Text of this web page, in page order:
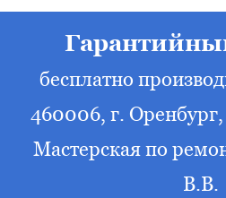
бесплатно
460006, г. Оренбург,
Мастерская по
В.В.